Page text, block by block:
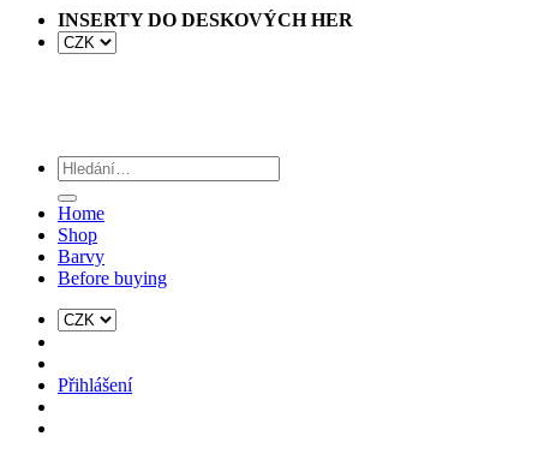
INSERTY DO DESKOVÝCH HER
Hledat:
Home
Shop
Barvy
Before buying
Přihlášení